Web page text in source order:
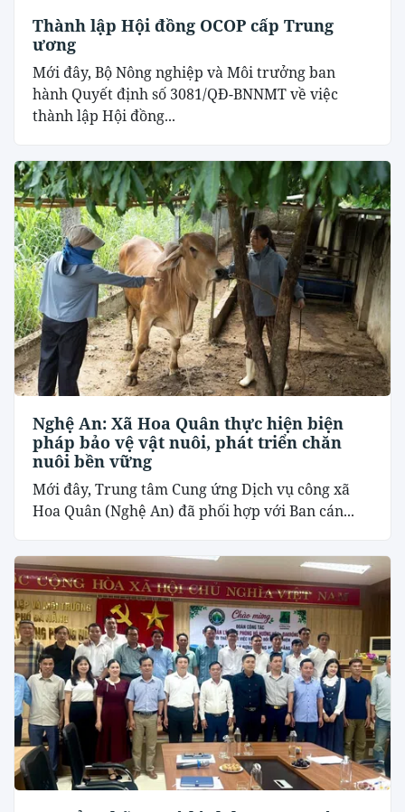
Thành lập Hội đồng OCOP cấp Trung
ương
Mới đây, Bộ Nông nghiệp và Môi trưởng ban
hành Quyết định số 3081/QĐ-BNNMT về việc
thành lập Hội đồng...
Nghệ An: Xã Hoa Quân thực hiện biện
pháp bảo vệ vật nuôi, phát triển chăn
nuôi bền vững
Mới đây, Trung tâm Cung ứng Dịch vụ công xã
Hoa Quân (Nghệ An) đã phối hợp với Ban cán...